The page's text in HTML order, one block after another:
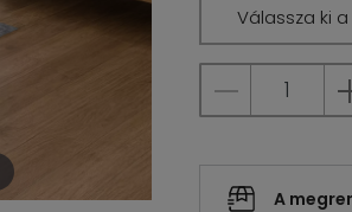
Válassza ki
A